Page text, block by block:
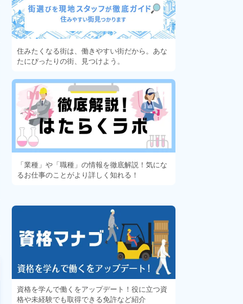
住みたくなる街は、働きやすい街だから。あな
たにぴったりの街、見つけよう。
「業種」や「職種」の情報を徹底解説！気にな
るお仕事のことがより詳しく知れる！
資格を学んで働くをアップデート！役に立つ資
格や未経験でも取得できる免許など紹介